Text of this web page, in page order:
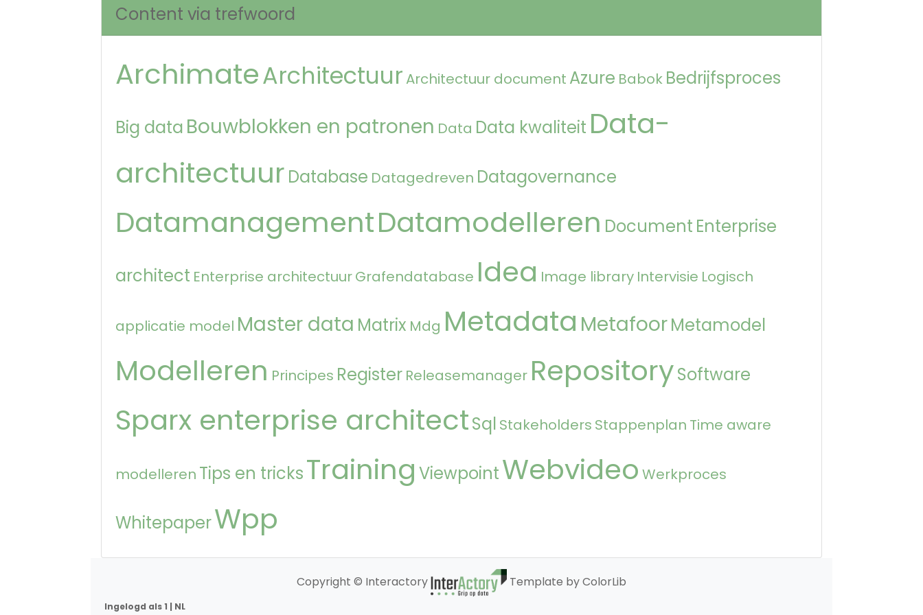
Content via trefwoord
ArchimateArchitectuur Architectuur document Azure Babok Bedrijfsproces
Big data Bouwblokken en patronen Data Data kwaliteit Data-
architectuur Database Datagedreven Datagovernance
DatamanagementDatamodelleren Document Enterprise
architect Enterprise architectuurGrafendatabase Idea Image library Intervisie Logisch
applicatie model Master data Matrix Mdg Metadata MetafoorMetamodel
Modelleren Principes Register Releasemanager RepositorySoftware
Sparx enterprise architectSql Stakeholders Stappenplan Time aware
modelleren Tips en tricksTraining ViewpointWebvideo Werkproces
WhitepaperWpp
Copyright © Interactory Template by ColorLib
Ingelogd als 1 | NL